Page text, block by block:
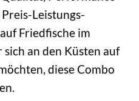
Leistungs-
Friedfische im
sich an den Küsten auf
diese Combo